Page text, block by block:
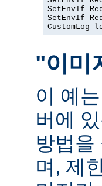
SetEnvIf
SetEnvIf
CustomLog
"이미
이 예
버에
방법을
며, 제